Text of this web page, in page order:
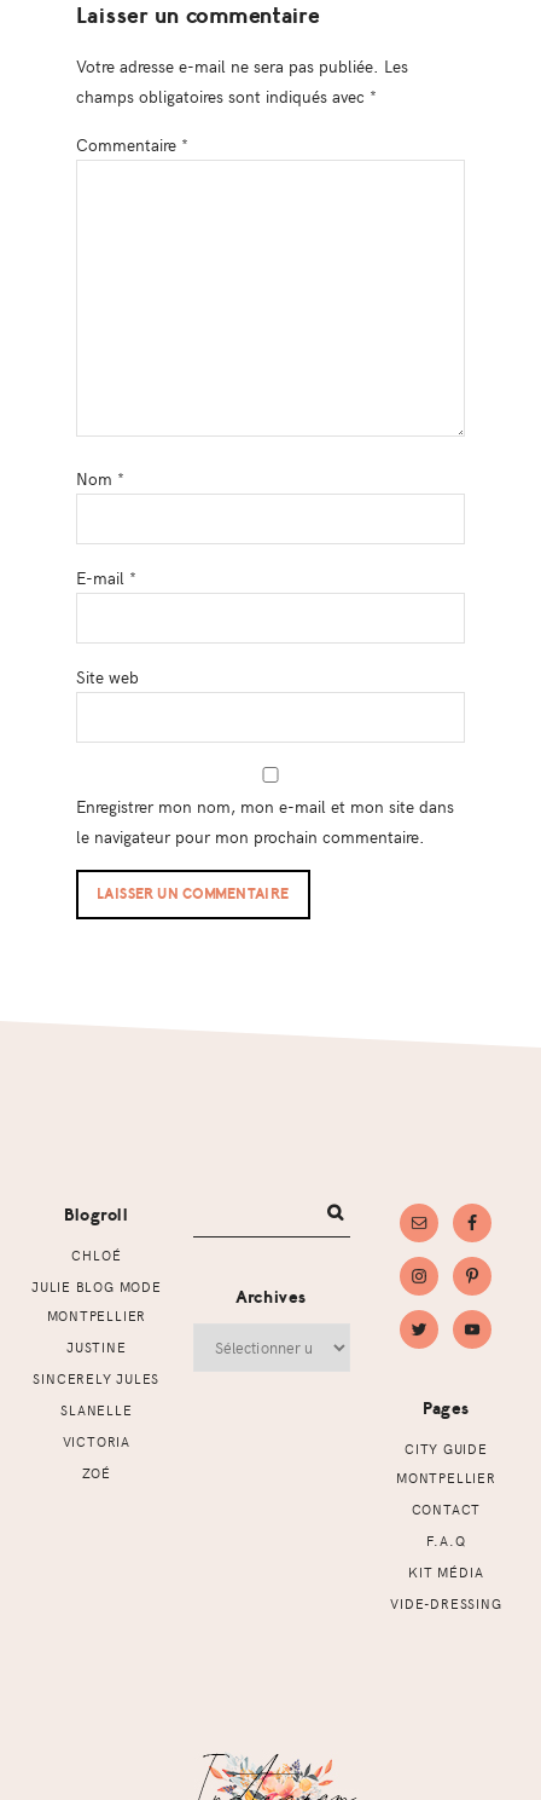
Laisser un commentaire
Votre adresse e-mail ne sera pas publiée. Les
champs obligatoires sont indiqués avec *
Commentaire *
Nom *
E-mail *
Site web
Enregistrer mon nom, mon e-mail et mon site dans
le navigateur pour mon prochain commentaire.
Blogroll
CHLOÉ
JULIE BLOG MODE
MONTPELLIER
JUSTINE
SINCERELY JULES
SLANELLE
VICTORIA
ZOÉ
Archives
Pages
CITY GUIDE
MONTPELLIER
CONTACT
F.A.Q
KIT MÉDIA
VIDE-DRESSING